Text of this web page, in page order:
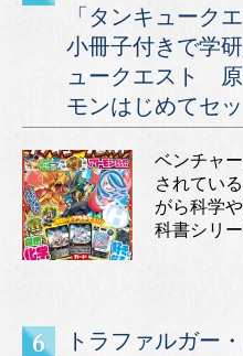
「タンキューク
小冊子付きで学
ュークエスト
モンはじめてセ
ベンチャ
されてい
がら科学
科書シリ
トラファルガー